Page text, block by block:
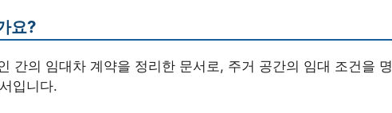
요?
간의 임대차 계약을 정리한 문서로, 주거 공간의 임대 조건을 명
입니다.